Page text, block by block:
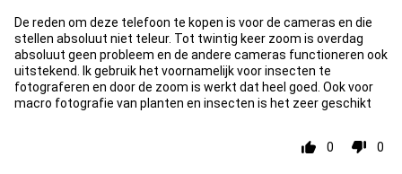
De reden om deze telefoon te kopen is voor de cameras en die
stellen absoluut niet teleur. Tot twintig keer zoom is overdag
absoluut geen probleem en de andere cameras functioneren ook
uitstekend. Ik gebruik het voornamelijk voor insecten te
fotograferen en door de zoom is werkt dat heel goed. Ook voor
macro fotografie van planten en insecten is het zeer geschikt
0 0